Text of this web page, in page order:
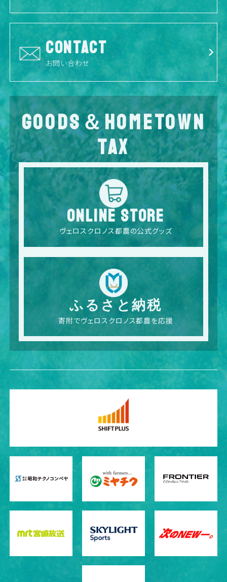
CONTACT
お問い合わせ
GOODS＆HOMETOWN
TAX
ONLINE STORE
ヴェロスクロノス都農の公式グッズ
ふるさと納税
寄附でヴェロスクロノス都農を応援